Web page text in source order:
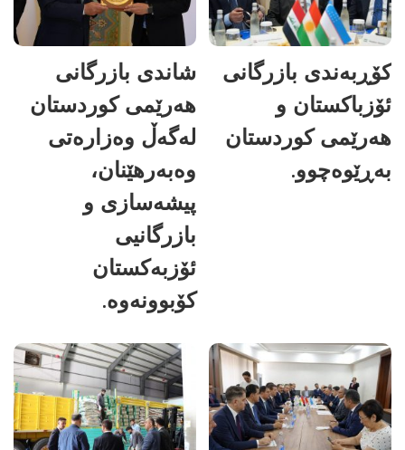
کۆڕبەندی بازرگانی
ئۆزباکستان و
هەرێمی کوردستان
بەڕێوەچوو.
شاندی بازرگانی
هەرێمی کوردستان
لەگەڵ وەزارەتی
وەبەرهێنان،
پیشەسازی و
بازرگانیی
ئۆزبەکستان
کۆبوونەوە.